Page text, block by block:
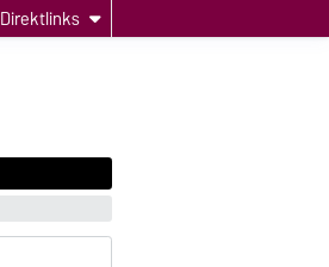
Direktlinks